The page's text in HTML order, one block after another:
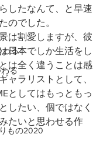
わる
る
もの2020
したなんて、と早速
のでした。
は割愛しますが、彼
日本でしか生活をし
は全く違うことは感
ャラリストとして、
としてはもっともっ
したい、個ではなく
たいと思わせる作